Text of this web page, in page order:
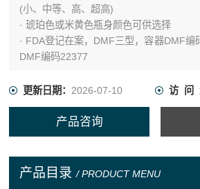
(小、中等、高、超高)
· 琥珀色或米黄色瓶身颜色可供选择
· FDA登记在案，DMF三型，容器DMF编
DMF编码22377
更新日期： 2026-07-10 访 问
产品咨询
产品目录 / PRODUCT MENU